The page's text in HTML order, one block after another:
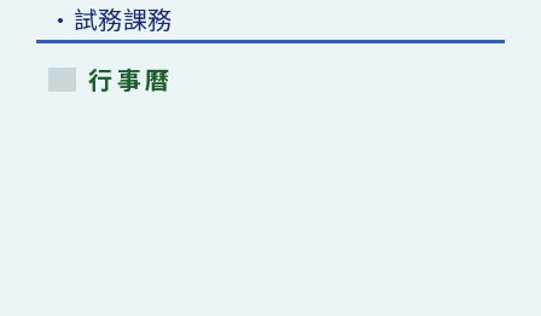
•試務課務
行事曆